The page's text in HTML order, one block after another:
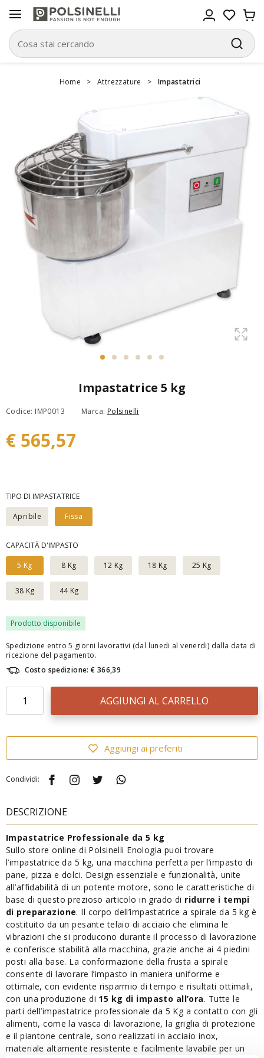
Home > Attrezzature > Impastatrici
Impastatrice 5 kg
Codice: IMP0013 Marca: Polsinelli
€ 565,57
TIPO DI IMPASTATRICE
Apribile
Fissa
CAPACITÀ D'IMPASTO
5 Kg
8 Kg 12 Kg 18 Kg 25 Kg
38 Kg 44 Kg
Prodotto disponibile
Spedizione entro 5 giorni lavorativi (dal lunedi al venerdi) dalla data di
ricezione del pagamento.
Costo spedizione: € 366,39
AGGIUNGI AL CARRELLO
Aggiungi ai preferiti
Condividi:
DESCRIZIONE
Impastatrice Professionale da 5 kg
Sullo store online di Polsinelli Enologia puoi trovare
l’impastatrice da 5 kg, una macchina perfetta per l’impasto di
pane, pizza e dolci. Design essenziale e funzionalità, unite
all’affidabilità di un potente motore, sono le caratteristiche di
base di questo prezioso articolo in grado di ridurre i tempi
di preparazione. Il corpo dell’impastatrice a spirale da 5 kg è
costituito da un pesante telaio di acciaio che elimina le
vibrazioni che si producono durante il processo di lavorazione
e conferisce stabilità alla macchina, grazie anche ai 4 piedini
posti alla base. La conformazione della frusta a spirale
consente di lavorare l’impasto in maniera uniforme e
ottimale, con evidente risparmio di tempo e risultati ottimali,
con una produzione di 15 kg di impasto all’ora. Tutte le
parti dell’impastatrice professionale da 5 Kg a contatto con gli
alimenti, come la vasca di lavorazione, la griglia di protezione
e il piantone centrale, sono realizzati in acciaio inox,
materiale altamente resistente e facilmente lavabile per un